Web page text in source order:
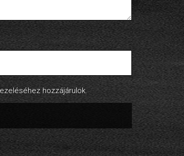
hozzájárulok.